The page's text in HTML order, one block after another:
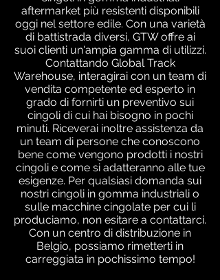
aftermarket più resistenti disponibili
oggi nel settore edile. Con una varietà
di battistrada diversi, GTW offre ai
suoi clienti un'ampia gamma di utilizzi.
Contattando Global Track
Warehouse, interagirai con un team di
vendita competente ed esperto in
grado di fornirti un preventivo sui
cingoli di cui hai bisogno in pochi
minuti. Riceverai inoltre assistenza da
un team di persone che conoscono
bene come vengono prodotti i nostri
cingoli e come si adatteranno alle tue
esigenze. Per qualsiasi domanda sui
nostri cingoli in gomma industriali o
sulle macchine cingolate per cui li
produciamo, non esitare a contattarci.
Con un centro di distribuzione in
Belgio, possiamo rimetterti in
carreggiata in pochissimo tempo!